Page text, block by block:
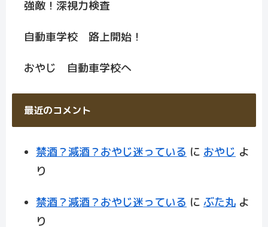
強敵！深視力検査
自動車学校 路上開始！
おやじ 自動車学校へ
最近のコメント
禁酒？減酒？おやじ迷っている に おやじ よ
り
禁酒？減酒？おやじ迷っている に ぶた丸 よ
り